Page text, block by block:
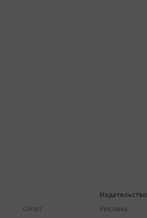
Спорт
Издательство
Реклама